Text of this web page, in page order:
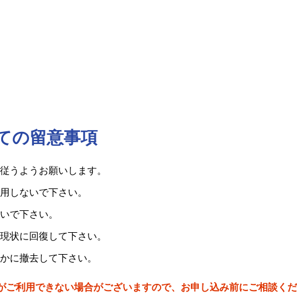
の留意事項
うようお願いします。
しないで下さい。
で下さい。
状に回復して下さい。
に撤去して下さい。
ご利用できない場合がございますので、お申し込み前にご相談く